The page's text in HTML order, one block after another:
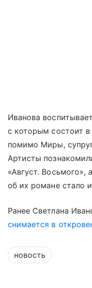
Иванова
с которым состоит в
помимо Миры,
Артисты
«Август. Восьмого»,
об их романе стало
Ранее Светлана
снимается в
новость